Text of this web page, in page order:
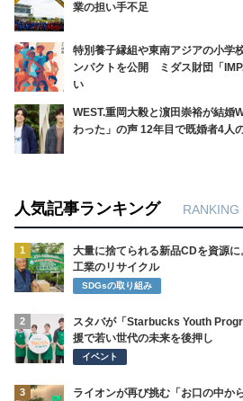
業の担い手不足
特別養子縁組や東南アジアの小学
ンパクトを公開 ミダス財団「
い
WEST.重岡大毅と濵田崇裕が結婚W発表 第1子報告にフ
わった」の声 12年目で既婚者4
人気記事ランキング RANKING
1
大量に捨てられる新品CDを資源
工業のリサイクル
SDGsの取り組み
2
スタバが「Starbucks Youth
援で若い世代の未来を後押し
イベント
3
ライオンが再び挑む「お口の中